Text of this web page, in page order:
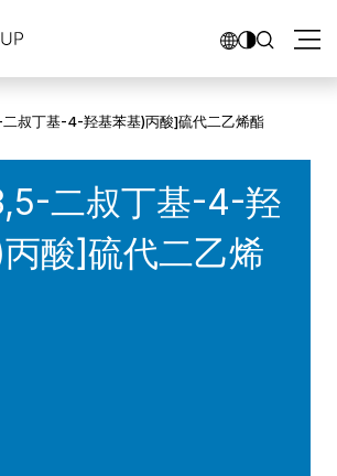
叔丁基-4-羟基苯基)丙酸]硫代二乙烯酯
二叔丁基-4-羟
酸]硫代二乙烯